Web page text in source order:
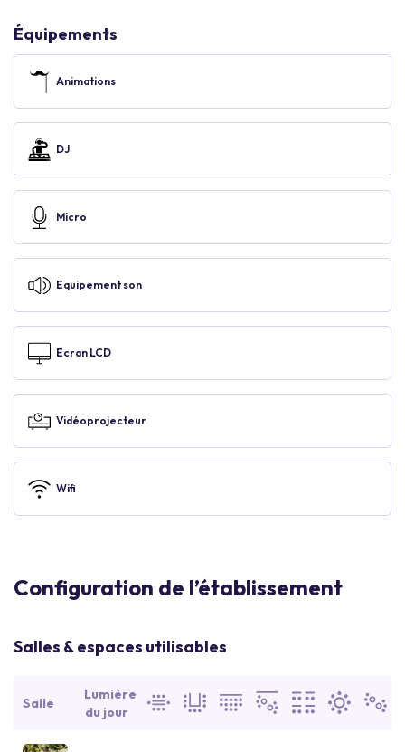
Équipements
Animations
DJ
Micro
Equipement son
Ecran LCD
Vidéoprojecteur
Wifi
Configuration de l’établissement
Salles & espaces utilisables
Salle
Lumière
du jour